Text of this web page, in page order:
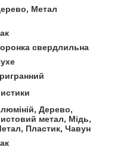
Метал
свердлильна
Дерево,
метал, Мідь,
Пластик, Чавун